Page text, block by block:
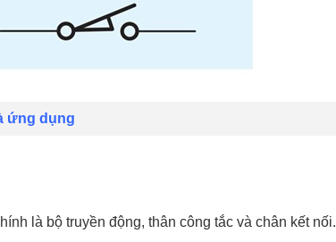
ứng dụng
là bộ truyền động, thân công tắc và chân kết nối.